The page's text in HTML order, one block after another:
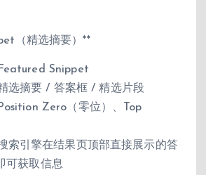
（精选摘要）**
Snippet
选摘要 / 答案框 / 精选片段
Zero（零位）、Top
索引擎在结果页顶部直接展示的答
可获取信息